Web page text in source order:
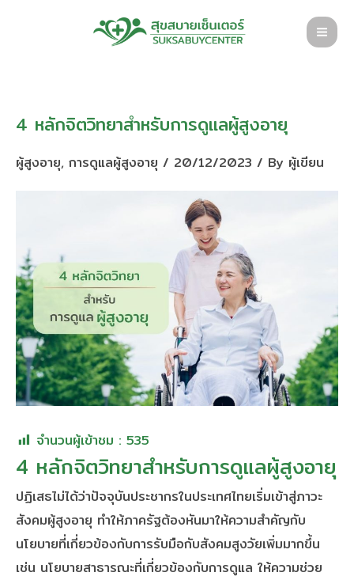
4 หลักจิตวิทยาสำหรับการดูแลผู้สูงอายุ
ผู้สูงอายุ, การดูแลผู้สูงอายุ / 20/12/2023 / By ผู้เขียน
จำนวนผู้เข้าชม : 535
4 หลักจิตวิทยาสำหรับการดูแลผู้สูงอายุ
ปฏิเสธไม่ได้ว่าปัจจุบันประชากรในประเทศไทยเริ่มเข้าสู่ภาวะ
สังคมผู้สูงอายุ ทำให้ภาครัฐต้องหันมาให้ความสำคัญกับ
นโยบายที่เกี่ยวข้องกับการรับมือกับสังคมสูงวัยเพิ่มมากขึ้น
เช่น นโยบายสาธารณะที่เกี่ยวข้องกับการดูแล ให้ความช่วย